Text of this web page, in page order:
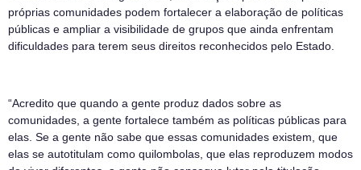
próprias comunidades podem fortalecer a elaboração de políticas
públicas e ampliar a visibilidade de grupos que ainda enfrentam
dificuldades para terem seus direitos reconhecidos pelo Estado.
“Acredito que quando a gente produz dados sobre as
comunidades, a gente fortalece também as políticas públicas para
elas. Se a gente não sabe que essas comunidades existem, que
elas se autotitulam como quilombolas, que elas reproduzem modos